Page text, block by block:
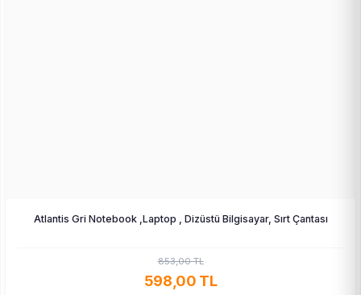
Atlantis Gri Notebook ,Laptop , Dizüstü Bilgisayar, Sırt Çantası
853,00 TL
598,00 TL